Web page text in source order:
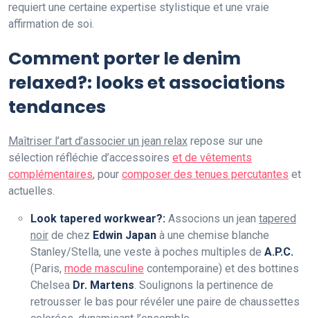
requiert une certaine expertise stylistique et une vraie
affirmation de soi.
Comment porter le denim
relaxed?: looks et associations
tendances
Maîtriser l’art d’associer un jean relax repose sur une
sélection réfléchie d’accessoires et de vêtements
complémentaires, pour composer des tenues percutantes et
actuelles.
Look tapered workwear?: Associons un jean tapered
noir de chez Edwin Japan à une chemise blanche
Stanley/Stella, une veste à poches multiples de A.P.C.
(Paris, mode masculine contemporaine) et des bottines
Chelsea Dr. Martens. Soulignons la pertinence de
retrousser le bas pour révéler une paire de chaussettes